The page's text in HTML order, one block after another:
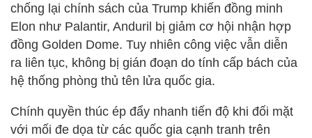
chống lại chính sách của Trump khiến đồng minh
Elon như Palantir, Anduril bị giảm cơ hội nhận hợp
đồng Golden Dome. Tuy nhiên công việc vẫn diễn
ra liên tục, không bị gián đoạn do tính cấp bách của
hệ thống phòng thủ tên lửa quốc gia.
Chính quyền thúc ép đẩy nhanh tiến độ khi đối mặt
với mối đe dọa từ các quốc gia cạnh tranh trên